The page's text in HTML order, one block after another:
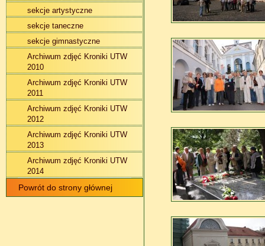
sekcje artystyczne
sekcje taneczne
sekcje gimnastyczne
Archiwum zdjęć Kroniki UTW
2010
Archiwum zdjęć Kroniki UTW
2011
Archiwum zdjęć Kroniki UTW
2012
Archiwum zdjęć Kroniki UTW
2013
Archiwum zdjęć Kroniki UTW
2014
Powrót do strony głównej